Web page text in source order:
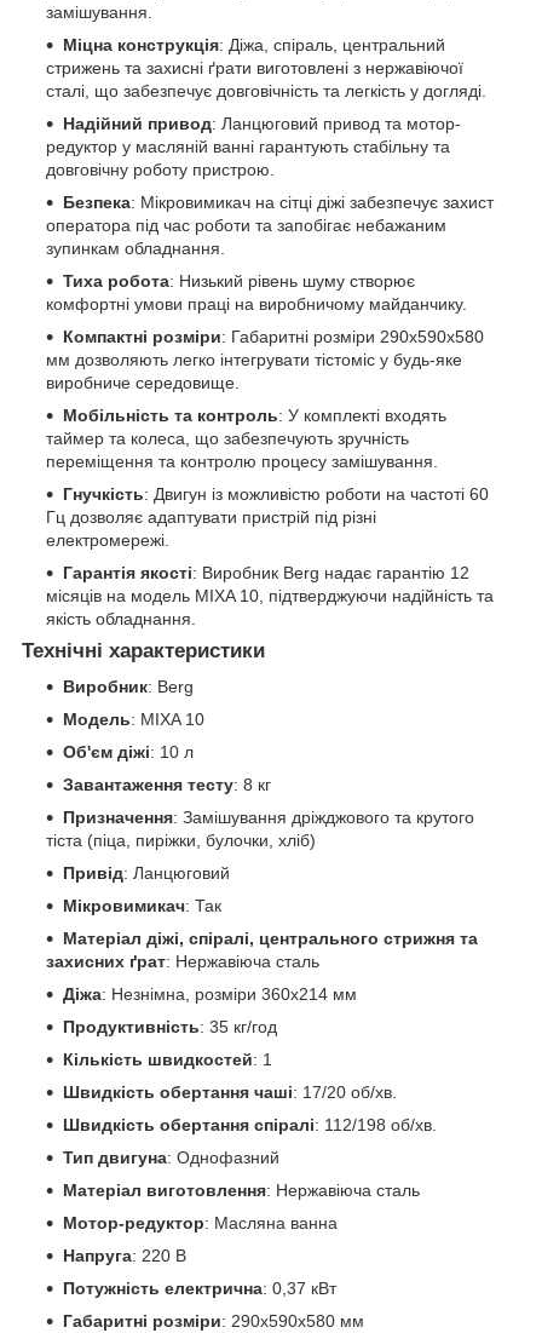
замішування.
Міцна конструкція: Діжа, спіраль, центральний
стрижень та захисні ґрати виготовлені з нержавіючої
сталі, що забезпечує довговічність та легкість у догляді.
Надійний привод: Ланцюговий привод та мотор-
редуктор у масляній ванні гарантують стабільну та
довговічну роботу пристрою.
Безпека: Мікровимикач на сітці діжі забезпечує захист
оператора під час роботи та запобігає небажаним
зупинкам обладнання.
Тиха робота: Низький рівень шуму створює
комфортні умови праці на виробничому майданчику.
Компактні розміри: Габаритні розміри 290х590х580
мм дозволяють легко інтегрувати тістоміс у будь-яке
виробниче середовище.
Мобільність та контроль: У комплекті входять
таймер та колеса, що забезпечують зручність
переміщення та контролю процесу замішування.
Гнучкість: Двигун із можливістю роботи на частоті 60
Гц дозволяє адаптувати пристрій під різні
електромережі.
Гарантія якості: Виробник Berg надає гарантію 12
місяців на модель MIXA 10, підтверджуючи надійність та
якість обладнання.
Технічні характеристики
Виробник: Berg
Модель: MIXA 10
Об'єм діжі: 10 л
Завантаження тесту: 8 кг
Призначення: Замішування дріжджового та крутого
тіста (піца, пиріжки, булочки, хліб)
Привід: Ланцюговий
Мікровимикач: Так
Матеріал діжі, спіралі, центрального стрижня та
захисних ґрат: Нержавіюча сталь
Діжа: Незнімна, розміри 360х214 мм
Продуктивність: 35 кг/год
Кількість швидкостей: 1
Швидкість обертання чаші: 17/20 об/хв.
Швидкість обертання спіралі: 112/198 об/хв.
Тип двигуна: Однофазний
Матеріал виготовлення: Нержавіюча сталь
Мотор-редуктор: Масляна ванна
Напруга: 220 В
Потужність електрична: 0,37 кВт
Габаритні розміри: 290х590х580 мм